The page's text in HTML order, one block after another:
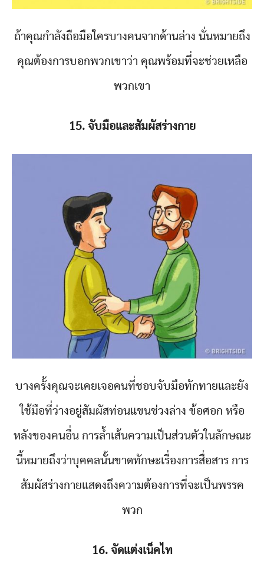
ถ้าคุณกำลังถือมือใครบางคนจากด้านล่าง นั่นหมายถึง
คุณต้องการบอกพวกเขาว่า คุณพร้อมที่จะช่วยเหลือ
พวกเขา
15. จับมือและสัมผัสร่างกาย
บางครั้งคุณจะเคยเจอคนที่ชอบจับมือทักทายและยัง
ใช้มือที่ว่างอยู่สัมผัสท่อนแขนช่วงล่าง ข้อศอก หรือ
หลังของคนอื่น การล้ำเส้นความเป็นส่วนตัวในลักษณะ
นี้หมายถึงว่าบุคคลนั้นขาดทักษะเรื่องการสื่อสาร การ
สัมผัสร่างกายแสดงถึงความต้องการที่จะเป็นพรรค
พวก
16. จัดแต่งเน็คไท